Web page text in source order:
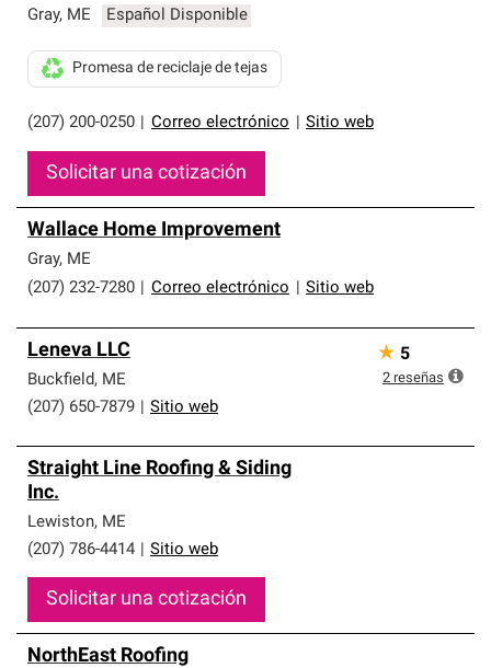
que cumplen con altos estándares y requisitos estrictos
Gray, ME Español Disponible
(207) 200-0250 Correo electrónico Sitio web
Promesa de reciclaje de tejas
Solicitar una cotización
Wallace Home Improvement
Gray, ME
(207) 232-7280
Correo electrónico Sitio web
Leneva LLC
Buckfield, ME
(207) 650-7879
Sitio web
★ 5
2 reseñas
Straight Line Roofing & Siding
Inc.
Lewiston, ME
(207) 786-4414
Sitio web
Solicitar una cotización
NorthEast Roofing